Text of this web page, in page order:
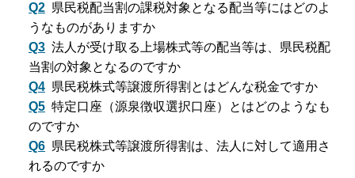
Q2 県民税配当割の課税対象となる配当等にはどのよ
うなものがありますか
Q3 法人が受け取る上場株式等の配当等は、県民税配
当割の対象となるのですか
Q4 県民税株式等譲渡所得割とはどんな税金ですか
Q5 特定口座（源泉徴収選択口座）とはどのようなも
のですか
Q6 県民税株式等譲渡所得割は、法人に対して適用さ
れるのですか